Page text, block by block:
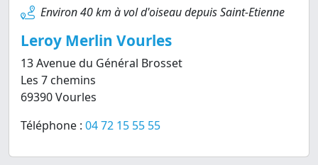
Environ 40 km à vol d'oiseau depuis Saint-Etienne
Leroy Merlin Vourles
13 Avenue du Général Brosset
Les 7 chemins
69390 Vourles
Téléphone : 04 72 15 55 55